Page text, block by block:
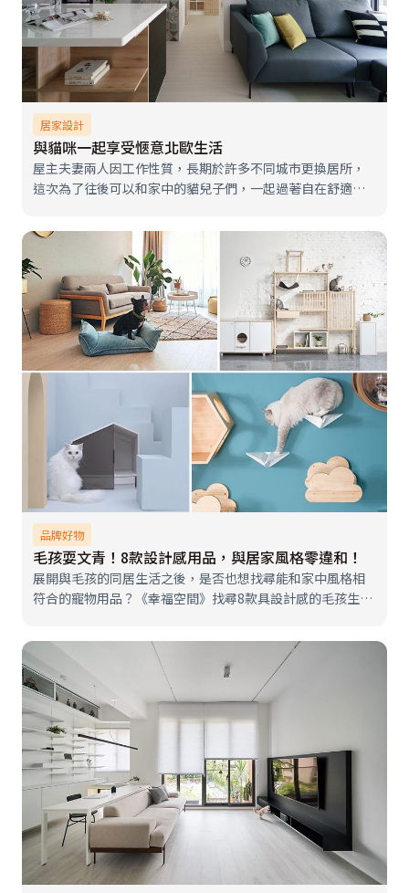
居家設計
與貓咪一起享受愜意北歐生活
屋主夫妻兩人因工作性質，長期於許多不同城市更換居所，
這次為了往後可以和家中的貓兒子們，一起過著自在舒適的
北歐感空間，同時也能讓貓兒子們自在玩耍的家。空間大小
約只有15 坪，為了釋出更多空間…
品牌好物
毛孩耍文青！8款設計感用品，與居家風格零違和！
展開與毛孩的同居生活之後，是否也想找尋能和家中風格相
符合的寵物用品？《幸福空間》找尋8款具設計感的毛孩生活
孩共創高質感同居生活。